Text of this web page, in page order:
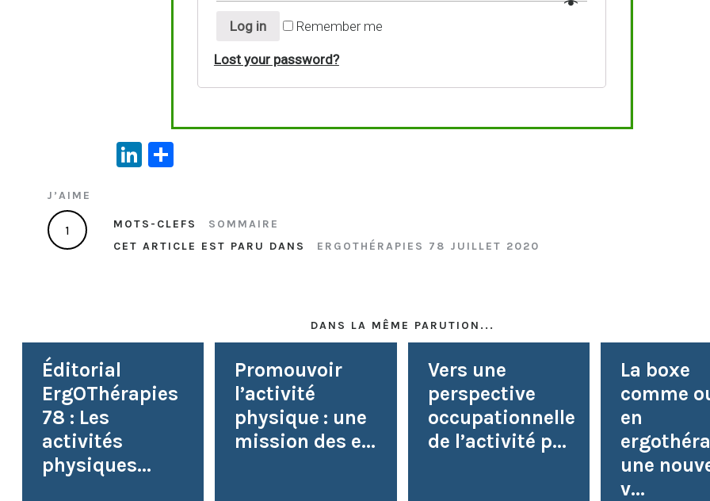
Log in Remember me
Lost your password?
Li
dI
n
g
er
MOTS-CLEFS
SOMMAIRE
CET ARTICLE EST PARU DANS
ERGOTHÉRAPIES 78 JUILLET 2020
J’AIME
1
DANS LA MÊME PARUTION...
Éditorial
ErgOThérapies
78 : Les
activités
physiques...
Promouvoir
l’activité
physique : une
mission des e...
Vers une
perspective
occupationnelle
de l’activité p...
La boxe
comme
en
une
v...